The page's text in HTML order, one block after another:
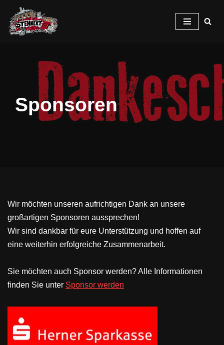
Zum
Sponsoren
Wir möchten unseren aufrichtigen Dank an unsere
großartigen Sponsoren aussprechen!
Wir sind dankbar für eure Unterstützung und hoffen auf
eine weiterhin erfolgreiche Zusammenarbeit.
Sie möchten auch Sponsor werden? Alle Informationen
finden Sie unter Sponsor werden